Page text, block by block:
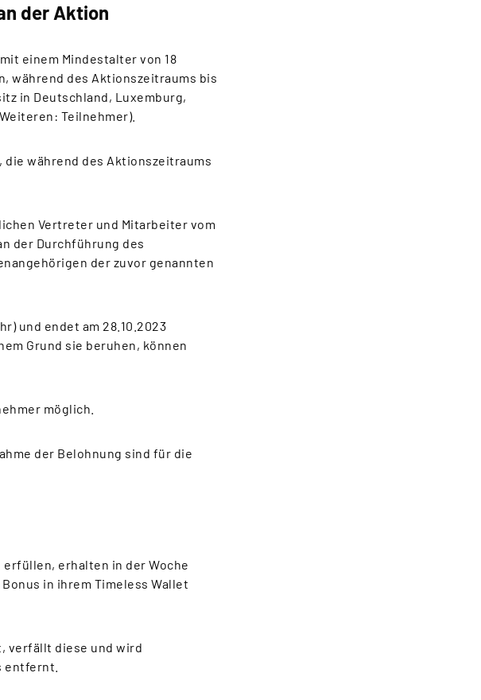
der Aktion
einem Mindestalter von 18
während des Aktionszeitraums bis
in Deutschland, Luxemburg,
Teilnehmer).
während des Aktionszeitraums
Vertreter und Mitarbeiter vom
der Durchführung des
der zuvor genannten
und endet am 28.10.2023
Grund sie beruhen, können
möglich.
der Belohnung sind für die
erhalten in der Woche
in ihrem Timeless Wallet
verfällt diese und wird
entfernt.